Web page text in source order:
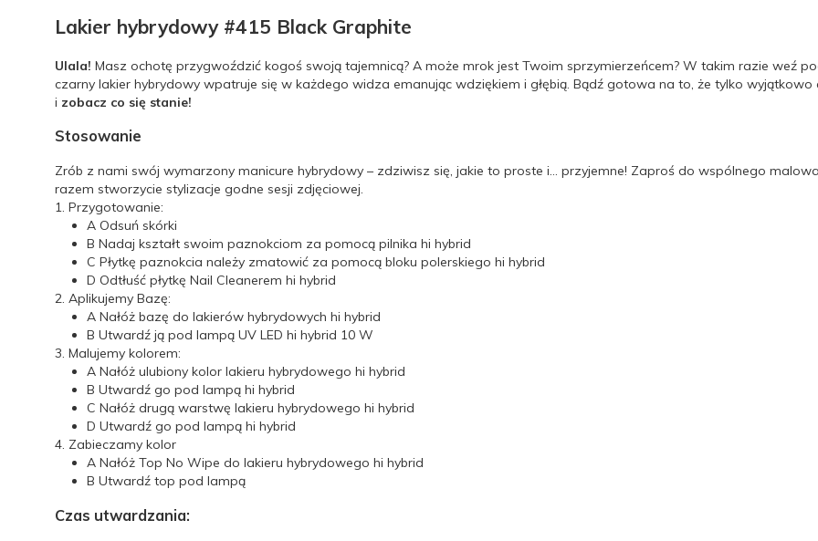
Lakier hybrydowy #415 Black Graphite
Ulala! Masz ochotę przygwoździć kogoś swoją tajemnicą? A może mrok jest Twoim sprzymierzeńcem? W takim razie weź
czarny lakier hybrydowy wpatruje się w każdego widza emanując wdziękiem i głębią. Bądź gotowa na to, że tylko wyjątkowo
i zobacz co się stanie!
Stosowanie
Zrób z nami swój wymarzony manicure hybrydowy – zdziwisz się, jakie to proste i… przyjemne! Zaproś do wspólnego
razem stworzycie stylizacje godne sesji zdjęciowej.
1. Przygotowanie:
A Odsuń skórki
B Nadaj kształt swoim paznokciom za pomocą pilnika hi hybrid
C Płytkę paznokcia należy zmatowić za pomocą bloku polerskiego hi hybrid
D Odtłuść płytkę Nail Cleanerem hi hybrid
2. Aplikujemy Bazę:
A Nałóż bazę do lakierów hybrydowych hi hybrid
B Utwardź ją pod lampą UV LED hi hybrid 10 W
3. Malujemy kolorem:
A Nałóż ulubiony kolor lakieru hybrydowego hi hybrid
B Utwardź go pod lampą hi hybrid
C Nałóż drugą warstwę lakieru hybrydowego hi hybrid
D Utwardź go pod lampą hi hybrid
4. Zabieczamy kolor
A Nałóż Top No Wipe do lakieru hybrydowego hi hybrid
B Utwardź top pod lampą
Czas utwardzania: